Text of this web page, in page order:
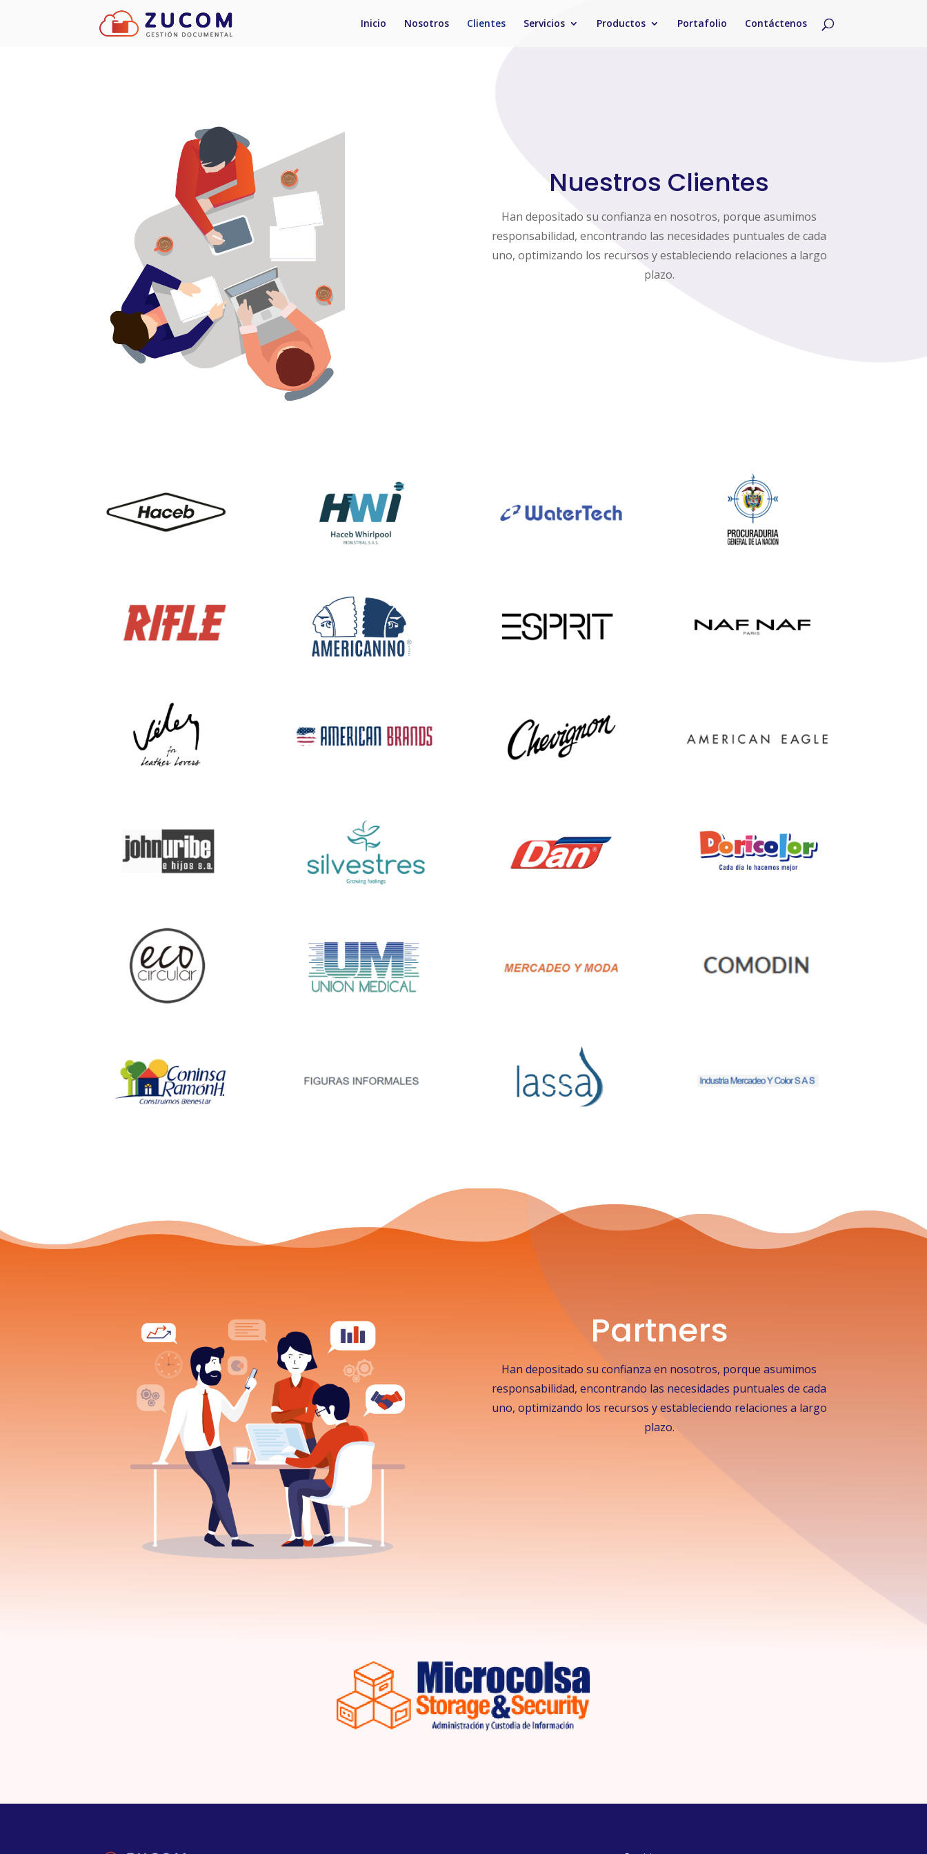
Inicio Nosotros Clientes Servicios Productos Portafolio Contáctenos
Nuestros Clientes
Han depositado su confianza en nosotros, porque asumimos
responsabilidad, encontrando las necesidades puntuales de cada
uno, optimizando los recursos y estableciendo relaciones a largo
plazo.
Partners
Han depositado su confianza en nosotros, porque asumimos
responsabilidad, encontrando las necesidades puntuales de cada
uno, optimizando los recursos y estableciendo relaciones a largo
plazo.